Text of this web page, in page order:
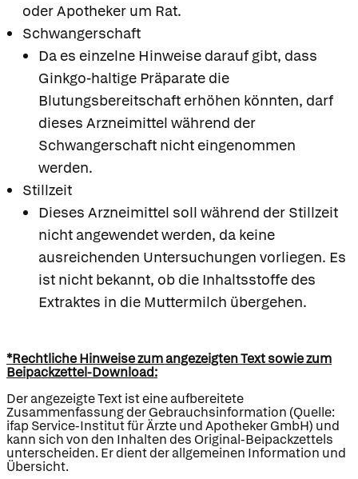
oder Apotheker um Rat.
Schwangerschaft
Da es einzelne Hinweise darauf gibt, dass
Ginkgo-haltige Präparate die
Blutungsbereitschaft erhöhen könnten, darf
dieses Arzneimittel während der
Schwangerschaft nicht eingenommen
werden.
Stillzeit
Dieses Arzneimittel soll während der Stillzeit
nicht angewendet werden, da keine
ausreichenden Untersuchungen vorliegen. Es
ist nicht bekannt, ob die Inhaltsstoffe des
Extraktes in die Muttermilch übergehen.
*Rechtliche Hinweise zum angezeigten Text sowie zum
Beipackzettel-Download:
Der angezeigte Text ist eine aufbereitete
Zusammenfassung der Gebrauchsinformation (Quelle:
ifap Service-Institut für Ärzte und Apotheker GmbH) und
kann sich von den Inhalten des Original-Beipackzettels
unterscheiden. Er dient der allgemeinen Information und
Übersicht.